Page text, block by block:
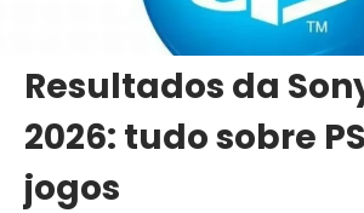
Resultados da
2026: tudo sobre
jogos